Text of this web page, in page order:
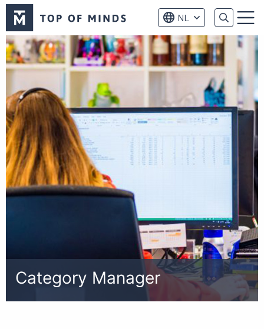
of
Minds
logo
NL Menu
Category Manager